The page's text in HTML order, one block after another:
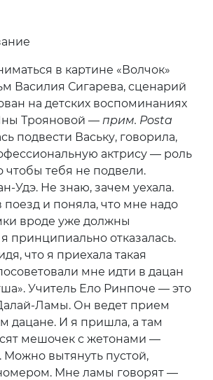
в картине «Волчок»
Василия Сигарева, сценарий
на детских воспоминаниях
Трояновой — прим. Posta
подвести Ваську, говорила,
актрису — роль
чтобы тебя не подвели.
Удэ. Не знаю, зачем уехала.
поезд и поняла, что мне надо
вроде уже должны
я принципиально отказалась.
что я приехала такая
мне идти в дацан
Учитель Ело Ринпоче — это
Ламы. Он ведет прием
дацане. И я пришла, а там
мешочек с жетонами —
Можно вытянуть пустой,
Мне ламы говорят —